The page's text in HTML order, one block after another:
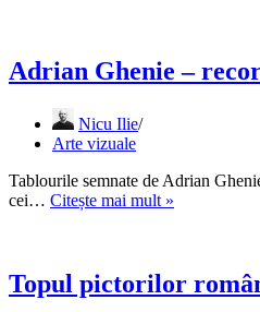
Adrian Ghenie –
Nicu Ilie
Arte vizuale
Tablourile semnate de Adrian
cei… Citește mai mult »
personale
(top
Topul pictorilor